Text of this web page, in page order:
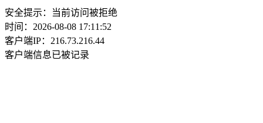
安全提示：当前访问被拒绝
时间：2026-08-08 17:11:52
客户端IP：216.73.216.44
客户端信息已被记录